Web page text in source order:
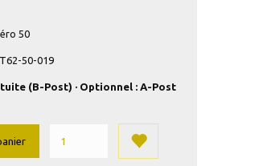
50
50-019
(B-Post) · Optionnel : A-Post